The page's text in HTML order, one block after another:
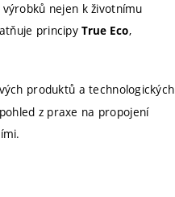
nejen k životnímu
principy True Eco,
produktů a technologických
z praxe na propojení